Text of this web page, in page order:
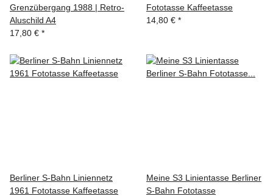
Grenzübergang 1988 | Retro-
Aluschild A4
17,80 € *
Fototasse Kaffeetasse
14,80 € *
Berliner S-Bahn Liniennetz
1961 Fototasse Kaffeetasse
Meine S3 Linientasse Berliner
S-Bahn Fototasse